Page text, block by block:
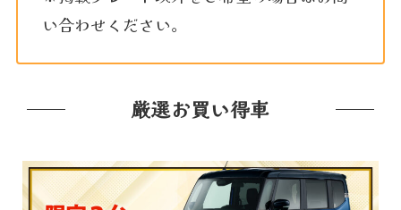
い合わせください。
厳選お買い得車